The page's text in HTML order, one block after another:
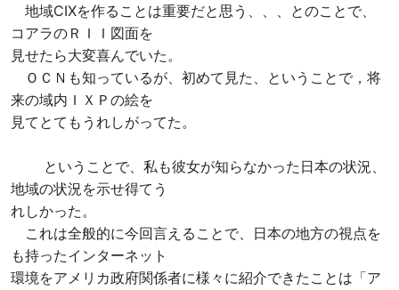
地域CIXを作ることは重要だと思う、、、とのことで、
コアラのＲＩＩ図面を
見せたら大変喜んでいた。
ＯＣＮも知っているが、初めて見た、ということで，将
来の域内ＩＸＰの絵を
見てとてもうれしがってた。
ということで、私も彼女が知らなかった日本の状況、
地域の状況を示せ得てう
れしかった。
これは全般的に今回言えることで、日本の地方の視点を
も持ったインターネット
環境をアメリカ政府関係者に様々に紹介できたことは「ア